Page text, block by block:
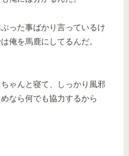
った事ばかり言っているけ
俺を馬鹿にしてるんだ。
ちゃんと寝て、しっかり風邪
なら何でも協力するから